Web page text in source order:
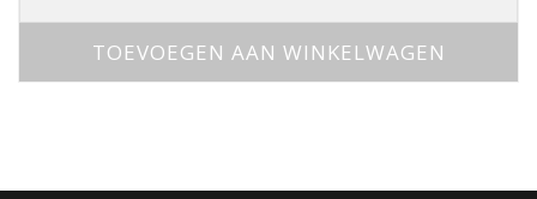
TOEVOEGEN AAN WINKELWAGEN